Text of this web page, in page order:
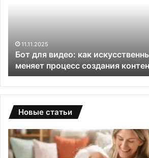
процесс
создания
контента
11.11.2025
Бот для видео: как
меняет процесс создания
Новые статьи